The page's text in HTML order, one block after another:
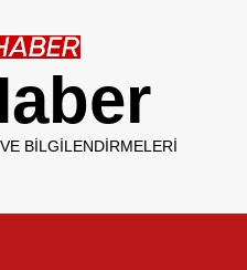
BILGILENDIRMELERI